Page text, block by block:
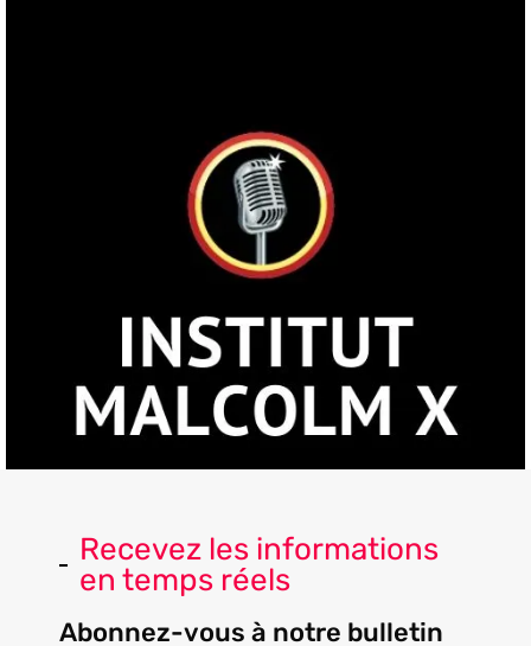
Recevez les informations
en temps réels
Abonnez-vous à notre bulletin